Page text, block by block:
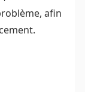
afin